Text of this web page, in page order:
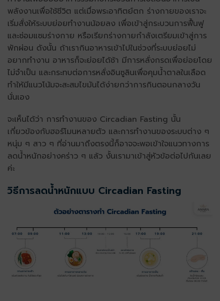
พลังงานเพื่อใช้ชีวิต แต่เมื่อพระอาทิตย์ตก ร่างกายของเราจะ
เริ่มสั่งให้ระบบย่อยทำงานน้อยลง เพื่อเข้าสู่กระบวนการฟื้นฟู
และซ่อมแซมร่างกาย หรือเรียกร่างกายกำลังเตรียมเข้าสู่การ
พักผ่อน ดังนั้น ถ้าเรากินอาหารเข้าไปในช่วงที่ระบบย่อยไม่
อยากทำงาน อาหารก็จะย่อยได้ช้า มีการหลั่งกรดเพื่อย่อยโดย
ไม่จำเป็น และกระทบต่อการหลั่งอินซูลินเพื่อคุมน้ำตาลในเลือด
ทำให้มีแนวโน้มจะสะสมไขมันได้ง่ายกว่าการกินตอนกลางวัน
นั่นเอง
จะเห็นได้ว่า การทำงานของ Circadian Fasting นั้น
เกี่ยวข้องกับฮอร์โมนหลายตัว และการทำงานของระบบต่าง ๆ
หนุ่ม ๆ สาว ๆ ที่อ่านมาถึงตรงนี้ก็อาจจะพอเข้าใจแนวทางการ
ลดน้ำหนักอย่างคร่าว ๆ แล้ว งั้นเรามาเข้าสู่หัวข้อต่อไปกันเลย
ค่ะ
วิธีการลดน้ำหนักแบบ Circadian Fasting